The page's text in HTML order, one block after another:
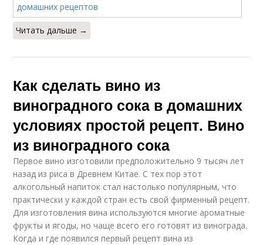
Читать дальше →
Как сделать вино из
виноградного сока в домашних
условиях простой рецепт. Вино
из виноградного сока
Первое вино изготовили предположительно 9 тысяч лет
назад из риса в Древнем Китае. С тех пор этот
алкогольный напиток стал настолько популярным, что
практически у каждой стран есть свой фирменный рецепт.
Для изготовления вина используются многие ароматные
фрукты и ягоды, но чаще всего его готовят из винограда.
Когда и где появился первый рецепт вина из